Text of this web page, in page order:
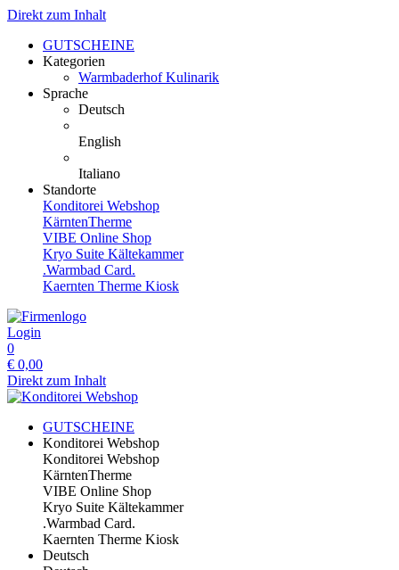
Direkt zum Inhalt
GUTSCHEINE
Kategorien
Warmbaderhof Kulinarik
Sprache
Deutsch
English
Italiano
Standorte
Konditorei Webshop
KärntenTherme
VIBE Online Shop
Kryo Suite Kältekammer
.Warmbad Card.
Kaernten Therme Kiosk
Login
0
€ 0,00
Direkt zum Inhalt
GUTSCHEINE
Konditorei Webshop
Konditorei Webshop
KärntenTherme
VIBE Online Shop
Kryo Suite Kältekammer
.Warmbad Card.
Kaernten Therme Kiosk
Deutsch